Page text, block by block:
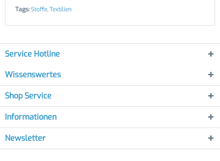
Tags:Stoffe,Textilien
Service Hotline
Wissenswertes
Shop Service
Informationen
Newsletter